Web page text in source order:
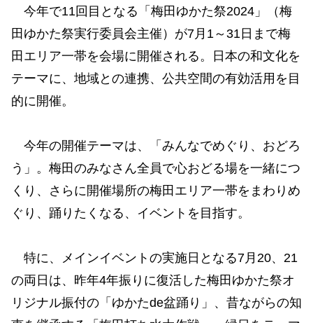
今年で11回目となる「梅田ゆかた祭2024」（梅
田ゆかた祭実行委員会主催）が7月1～31日まで梅
田エリア一帯を会場に開催される。日本の和文化を
テーマに、地域との連携、公共空間の有効活用を目
的に開催。
今年の開催テーマは、「みんなでめぐり、おどろ
う」。梅田のみなさん全員で心おどる場を一緒につ
くり、さらに開催場所の梅田エリア一帯をまわりめ
ぐり、踊りたくなる、イベントを目指す。
特に、メインイベントの実施日となる7月20、21
の両日は、昨年4年振りに復活した梅田ゆかた祭オ
リジナル振付の「ゆかたde盆踊り」、昔ながらの知